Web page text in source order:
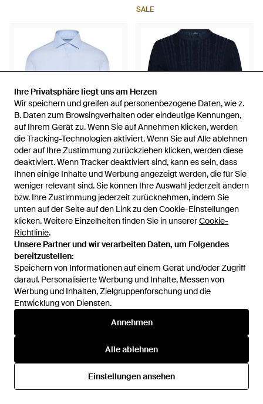
Ihre Privatsphäre liegt uns am Herzen
Wir speichern und greifen auf personenbezogene Daten, wie z.
B. Daten zum Browsingverhalten oder eindeutige Kennungen,
auf Ihrem Gerät zu. Wenn Sie auf Annehmen klicken, werden
die Tracking-Technologien aktiviert. Wenn Sie auf Alle ablehnen
oder auf Ihre Zustimmung zurückziehen klicken, werden diese
deaktiviert. Wenn Tracker deaktiviert sind, kann es sein, dass
Ihnen einige Inhalte und Werbung angezeigt werden, die für Sie
weniger relevant sind. Sie können Ihre Auswahl jederzeit ändern
bzw. Ihre Zustimmung jederzeit zurücknehmen, indem Sie
unten auf der Seite auf den Link zu den Cookie-Einstellungen
klicken. Weitere Einzelheiten finden Sie in unsererCookie-
Richtlinie.
Unsere Partner und wir verarbeiten Daten, um Folgendes
bereitzustellen:
Speichern von Informationen auf einem Gerät und/oder Zugriff
darauf. Personalisierte Werbung und Inhalte, Messen von
Werbung und Inhalten, Zielgruppenforschung und die
Entwicklung von Diensten.
Annehmen
Alle ablehnen
Einstellungen ansehen
Ihre Privatsphäre liegt uns am Herzen
Wir speichern und greifen auf personenbezogene Daten, wie z.
B. Daten zum Browsingverhalten oder eindeutige Kennungen,
auf Ihrem Gerät zu. Wenn Sie auf Annehmen klicken, werden
die Tracking-Technologien aktiviert. Wenn Sie auf Alle ablehnen
oder auf Ihre Zustimmung zurückziehen klicken, werden diese
deaktiviert. Wenn Tracker deaktiviert sind, kann es sein, dass
Ihnen einige Inhalte und Werbung angezeigt werden, die für Sie
weniger relevant sind. Sie können Ihre Auswahl jederzeit ändern
bzw. Ihre Zustimmung jederzeit zurücknehmen, indem Sie
unten auf der Seite auf den Link zu den Cookie-Einstellungen
klicken. Weitere Einzelheiten finden Sie in unsererCookie-
Richtlinie.
Unsere Partner und wir verarbeiten Daten, um Folgendes
bereitzustellen:
Speichern von Informationen auf einem Gerät und/oder Zugriff
darauf. Personalisierte Werbung und Inhalte, Messen von
Werbung und Inhalten, Zielgruppenforschung und die
Entwicklung von Diensten.
Annehmen
Alle ablehnen
Einstellungen ansehen
SALE
255 €188 €
Barba Napoli
Hemd Mit Eton-Kragen - Blau
Von
FARFETCH
SALE
194 €
Barba Napoli
Pullover - Blau
Von